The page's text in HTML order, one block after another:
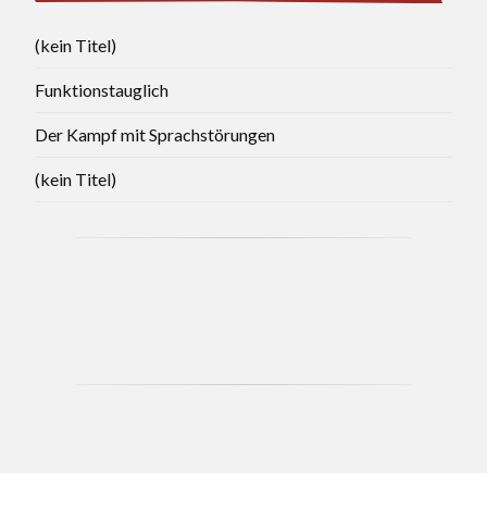
(kein Titel)
Funktionstauglich
Der Kampf mit Sprachstörungen
(kein Titel)